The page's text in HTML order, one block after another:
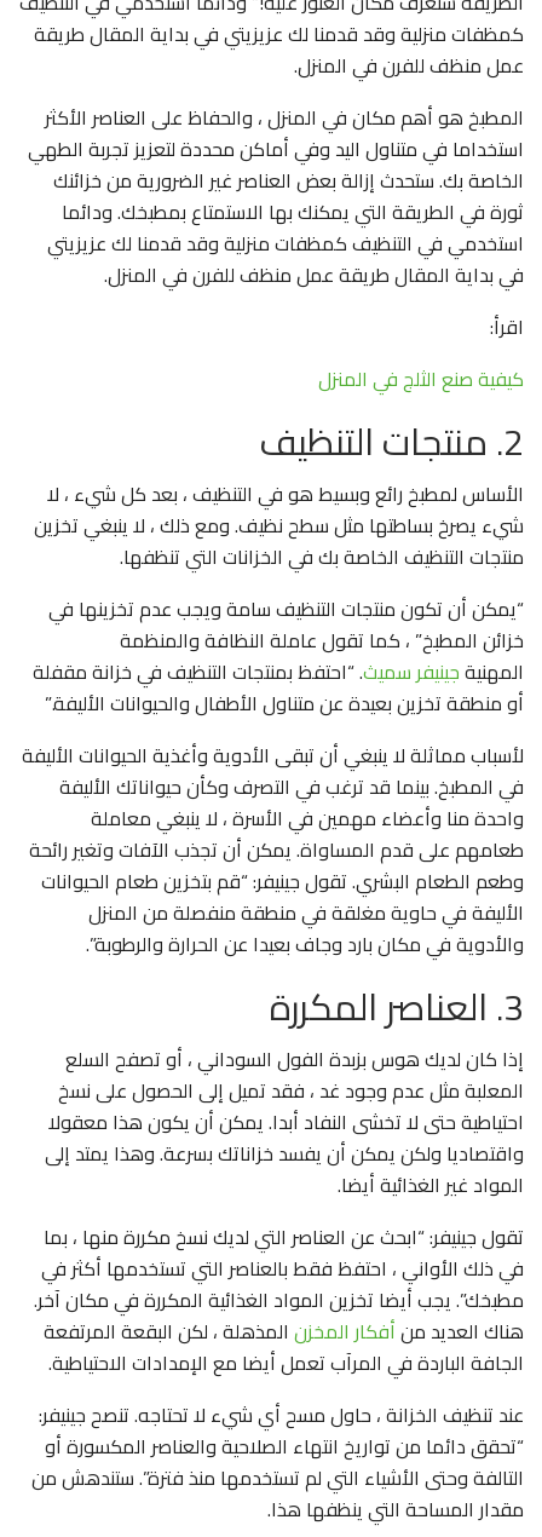
كمظفات منزلية وقد قدمنا لك عزيزيتي في بداية المقال طريقة
عمل منظف للفرن في المنزل.
المطبخ هو أهم مكان في المنزل ، والحفاظ على العناصر الأكثر
استخداما في متناول اليد وفي أماكن محددة لتعزيز تجربة الطهي
الخاصة بك. ستحدث إزالة بعض العناصر غير الضرورية من خزائنك
ثورة في الطريقة التي يمكنك بها الاستمتاع بمطبخك. ودائما
استخدمي في التنظيف كمظفات منزلية وقد قدمنا لك عزيزيتي
في بداية المقال طريقة عمل منظف للفرن في المنزل.
اقرأ:
كيفية صنع الثلج في المنزل
2. منتجات التنظيف
الأساس لمطبخ رائع وبسيط هو في التنظيف ، بعد كل شيء ، لا
شيء يصرخ بساطتها مثل سطح نظيف. ومع ذلك ، لا ينبغي تخزين
منتجات التنظيف الخاصة بك في الخزانات التي تنظفها.
“يمكن أن تكون منتجات التنظيف سامة ويجب عدم تخزينها في
خزائن المطبخ” ، كما تقول عاملة النظافة والمنظمة
المهنيةجينيفر سميث. “احتفظ بمنتجات التنظيف في خزانة مقفلة
أو منطقة تخزين بعيدة عن متناول الأطفال والحيوانات الأليفة.”
لأسباب مماثلة لا ينبغي أن تبقى الأدوية وأغذية الحيوانات الأليفة
في المطبخ. بينما قد ترغب في التصرف وكأن حيواناتك الأليفة
واحدة منا وأعضاء مهمين في الأسرة ، لا ينبغي معاملة
طعامهم على قدم المساواة. يمكن أن تجذب الآفات وتغير رائحة
وطعم الطعام البشري. تقول جينيفر: “قم بتخزين طعام الحيوانات
الأليفة في حاوية مغلقة في منطقة منفصلة من المنزل
والأدوية في مكان بارد وجاف بعيدا عن الحرارة والرطوبة”.
3. العناصر المكررة
إذا كان لديك هوس بزبدة الفول السوداني ، أو تصفح السلع
المعلبة مثل عدم وجود غد ، فقد تميل إلى الحصول على نسخ
احتياطية حتى لا تخشى النفاد أبدا. يمكن أن يكون هذا معقولا
واقتصاديا ولكن يمكن أن يفسد خزاناتك بسرعة. وهذا يمتد إلى
المواد غير الغذائية أيضا.
تقول جينيفر: “ابحث عن العناصر التي لديك نسخ مكررة منها ، بما
في ذلك الأواني ، احتفظ فقط بالعناصر التي تستخدمها أكثر في
مطبخك”. يجب أيضا تخزين المواد الغذائية المكررة في مكان آخر.
هناك العديد منأفكار المخزن المذهلة ، لكن البقعة المرتفعة
الجافة الباردة في المرآب تعمل أيضا مع الإمدادات الاحتياطية.
عند تنظيف الخزانة ، حاول مسح أي شيء لا تحتاجه. تنصح جينيفر:
“تحقق دائما من تواريخ انتهاء الصلاحية والعناصر المكسورة أو
التالفة وحتى الأشياء التي لم تستخدمها منذ فترة”. ستندهش من
مقدار المساحة التي ينظفها هذا.